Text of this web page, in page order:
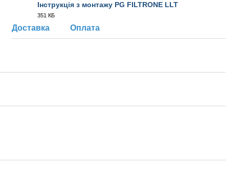
Інструкція з монтажу PG FILTRONE LLT
351 КБ
Доставка Оплата